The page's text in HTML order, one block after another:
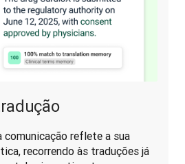
comunicação reflete a sua
recorrendo às traduções já